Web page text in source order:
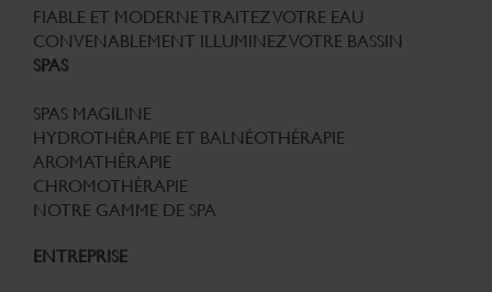
FIABLE ET MODERNETRAITEZ VOTRE EAU
CONVENABLEMENT ILLUMINEZ VOTRE BASSIN
SPAS
SPAS MAGILINE
HYDROTHÉRAPIE ET BALNÉOTHÉRAPIE
AROMATHÉRAPIE
CHROMOTHÉRAPIE
NOTRE GAMME DE SPA
ENTREPRISE